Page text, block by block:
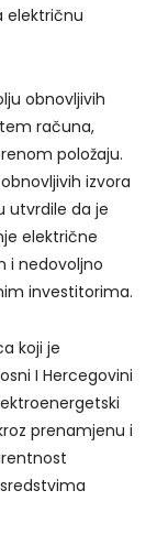
električnu
obnovljivih
računa,
položaju.
izvora
utvrdile da je
električne
i nedovoljno
investitorima.
koji je
I Hercegovini
prenamjenu i